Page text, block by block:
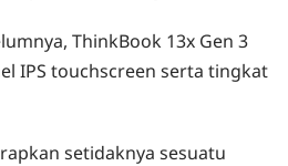
ThinkBook 13x Gen 3
IPS touchscreen serta tingkat
setidaknya sesuatu